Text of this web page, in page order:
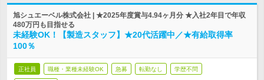
旭シュエーベル株式会社 | ★2025年度賞与4.94ヶ月分 ★入社2年目で年収
480万円も目指せる
未経験OK！【製造スタッフ】★20代活躍中／★有給取得率
100％
正社員 職種・業種未経験OK 急募 転勤なし 学歴不問